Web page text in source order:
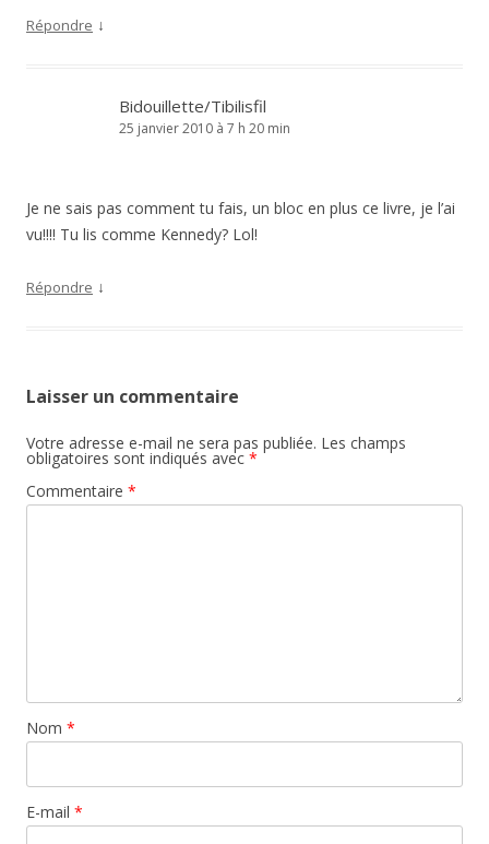
Répondre ↓
Bidouillette/Tibilisfil
25 janvier 2010 à 7 h 20 min
Je ne sais pas comment tu fais, un bloc en plus ce livre, je l’ai
vu!!!! Tu lis comme Kennedy? Lol!
Répondre ↓
Laisser un commentaire
Votre adresse e-mail ne sera pas publiée. Les champs
obligatoires sont indiqués avec *
Commentaire *
Nom *
E-mail *